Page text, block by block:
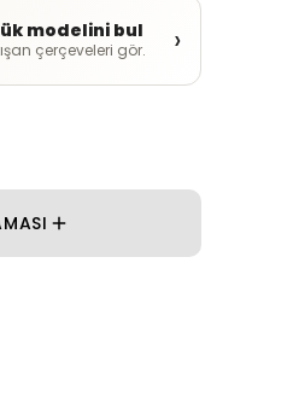
modelini bul
çerçeveleri gör. ›